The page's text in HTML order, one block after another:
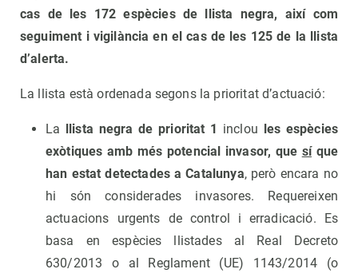
cas de les 172 espècies de llista negra, així com
seguiment i vigilància en el cas de les 125 de la llista
d’alerta.
La llista està ordenada segons la prioritat d’actuació:
La llista negra de prioritat 1 inclou
les espècies
exòtiques amb més potencial invasor, que síque
han estat detectades a Catalunya, però encara no
hi són considerades invasores. Requereixen
actuacions urgents de control i erradicació. Es
basa en espècies llistades al Real Decreto
630/2013 o al Reglament (UE) 1143/2014 (o